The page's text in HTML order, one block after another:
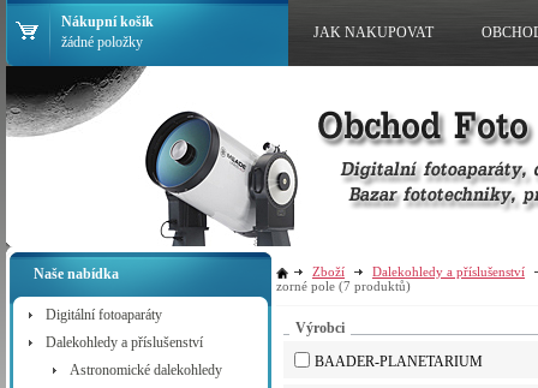
Naše nabídka
Digitální fotoaparáty
Dalekohledy a příslušenství
Astronomické dalekohledy
Zboží
Dalekohledy a příslušenství
zorné pole (7 produktů)
Výrobci
BAADER-PLANETARIUM
Nákupní košík
žádné položky
JAK NAKUPOVAT